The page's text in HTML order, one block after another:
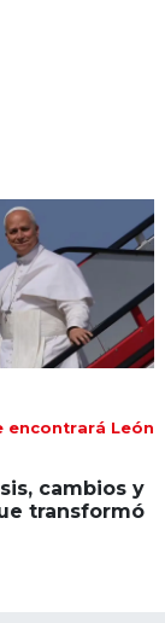
encontrará León
cambios y
transformó